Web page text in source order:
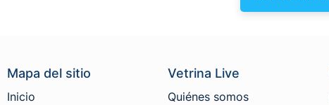
Mapa del sitio
Inicio
Vetrina Live
Quiénes somos